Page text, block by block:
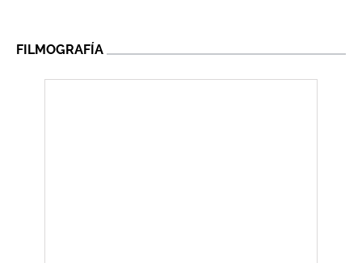
FILMOGRAFÍA